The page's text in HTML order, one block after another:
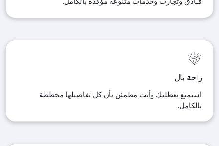
راحة بال
استمتع بعطلتك وأنت مطمئن بأن كل تفاصيلها مخططة
بالكامل